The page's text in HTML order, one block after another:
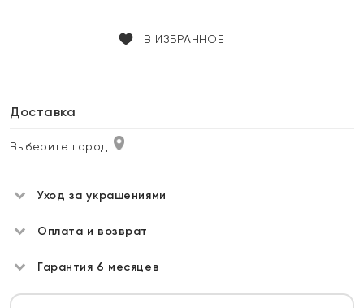
В ИЗБРАННОЕ
Доставка
Выберите город
Уход за украшениями
Оплата и возврат
Гарантия 6 месяцев